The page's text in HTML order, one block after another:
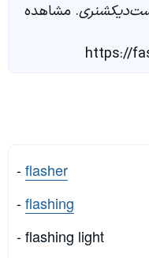
. مشاهده
https://
-flasher
-flashing
- flashing light